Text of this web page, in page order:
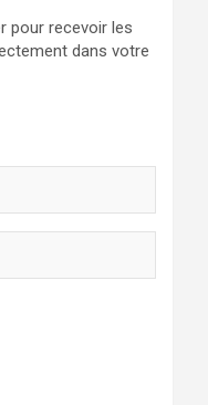
pour recevoir les
dans votre